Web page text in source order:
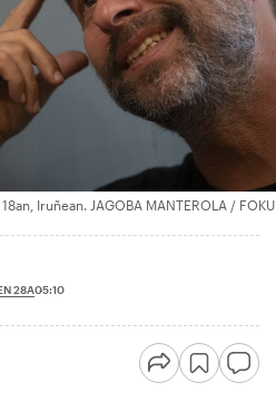
Iruñean. JAGOBA MANTEROLA / FOKU
28A05:10